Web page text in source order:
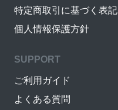
特定商取引に基づく表記
個人情報保護方針
SUPPORT
ご利用ガイド
よくある質問